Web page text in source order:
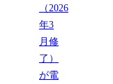
（2026
年3
月修
了）
が電